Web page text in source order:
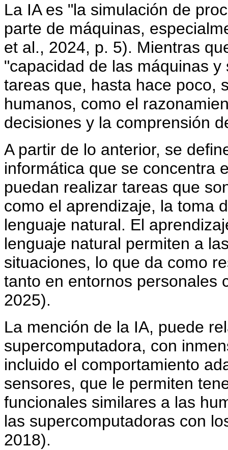
La IA es "la simulación de
parte de máquinas,
et al., 2024, p. 5). Mientras
"capacidad de las máquinas
tareas que, hasta hace poco,
humanos, como el
decisiones y la comprensión
A partir de lo anterior, se
informática que se concentra
puedan realizar tareas que
como el aprendizaje, la toma
lenguaje natural. El
lenguaje natural permiten a
situaciones, lo que da como
tanto en entornos personales
2025).
La mención de la IA, puede
supercomputadora, con
incluido el comportamiento
sensores, que le permiten
funcionales similares a las
las supercomputadoras con
2018).